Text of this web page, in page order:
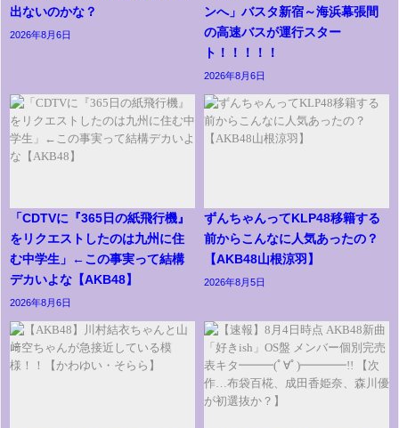
出ないのかな？
2026年8月6日
ンへ」バスタ新宿～海浜幕張間
の高速バスが運行スター
ト！！！！！
2026年8月6日
「CDTVに『365日の紙飛行機』
をリクエストしたのは九州に住
む中学生」←この事実って結構
デカいよな【AKB48】
2026年8月6日
ずんちゃんってKLP48移籍する
前からこんなに人気あったの？
【AKB48山根涼羽】
2026年8月5日